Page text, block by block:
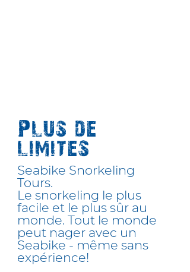
Plus de
limites
Seabike Snorkeling
Tours.
Le snorkeling le plus
facile et le plus sûr au
monde. Tout le monde
peut nager avec un
Seabike - même sans
expérience!